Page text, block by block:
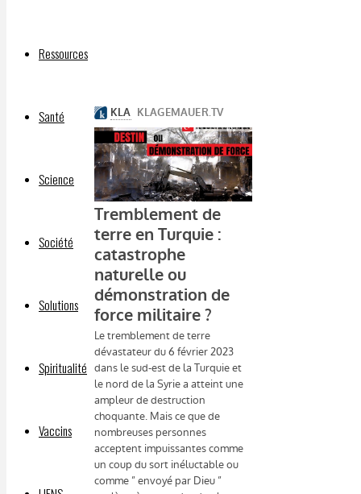
Ressources
Santé
Science
Société
Solutions
Spiritualité
Vaccins